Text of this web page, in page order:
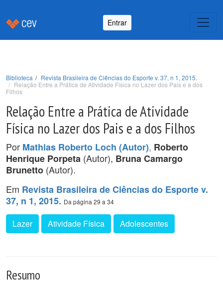
Entrar
Biblioteca
Revista Brasileira de Ciências do Esporte v. 37, n 1, 2015.
Relação Entre a Prática de Atividade Física no Lazer dos Pais e a dos
Filhos
Relação Entre a Prática de Atividade
Física no Lazer dos Pais e a dos Filhos
Por Mathias Roberto Loch (Autor), Roberto
Henrique Porpeta (Autor), Bruna Camargo
Brunetto (Autor).
Em Revista Brasileira de Ciências do Esporte v.
37, n 1, 2015. Da página 29 a 34
Lazer Atividade Física Adolescentes
Resumo